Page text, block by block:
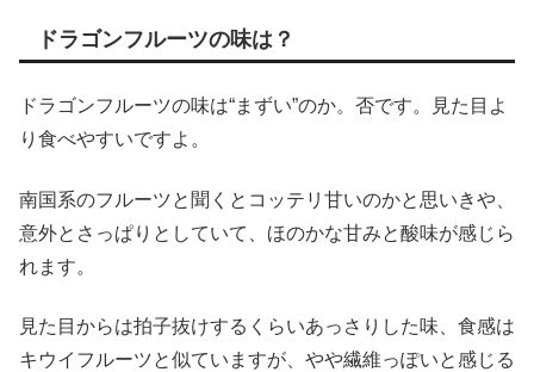
ドラゴンフルーツの味は？
ドラゴンフルーツの味は“まずい”のか。否です。見た目よ
り食べやすいですよ。
南国系のフルーツと聞くとコッテリ甘いのかと思いきや、
意外とさっぱりとしていて、ほのかな甘みと酸味が感じら
れます。
見た目からは拍子抜けするくらいあっさりした味、食感は
キウイフルーツと似ていますが、やや繊維っぽいと感じる